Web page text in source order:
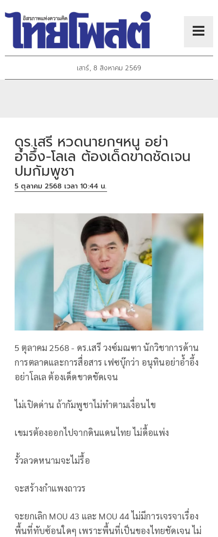
เสาร์, 8 สิงหาคม 2569
ดร.เสรี หวดนายกฯหนู อย่า
อ้ำอึ้ง-โลเล ต้องเด็ดขาดชัดเจน
ปมกัมพูชา
5 ตุลาคม 2568 เวลา 10:44 น.
5 ตุลาคม 2568 - ดร.เสรี วงซ์มณฑา นักวิชาการด้าน
การตลาดและการสื่อสาร เฟซบุ๊กว่า อนุทินอย่าอ้ำอึ้ง
อย่าโลเล ต้องเด็ดขาดชัดเจน
ไม่เปิดด่าน ถ้ากัมพูชาไม่ทำตามเงื่อนไข
เขมรต้องออกไปจากดินแดนไทย ไม่ดื้อแพ่ง
รั้วลวดหนามจะไม่รื้อ
จะสร้างกำแพงถาวร
จะยกเลิก MOU 43 และ MOU 44 ไม่มีการเจรจาเรื่อง
พื้นที่ทับซ้อนใดๆ เพราะพื้นที่เป็นของไทยชัดเจน ไม่